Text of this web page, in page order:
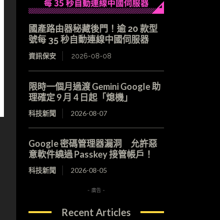
國產路由器秘藏後門！逾 20 款型
號每 35 秒自動連線中國伺服器
資訊保安 2026-08-08
限時一個月過渡 Gemini Google 助
理確定 9 月 4 日起「熄機」
科技新聞 2026-08-07
Google 密碼管理器漏洞 允許惡
意軟件繞過 Passkey 接管帳戶！
科技新聞 2026-08-05
- 廣告 -
Recent Articles